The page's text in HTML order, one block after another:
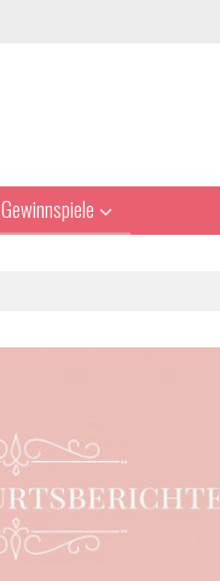
Gewinnspiele